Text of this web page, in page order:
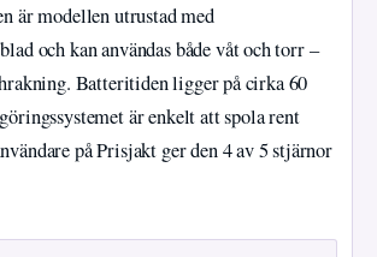
är modellen utrustad med
och kan användas både våt och torr –
Batteritiden ligger på cirka 60
är enkelt att spola rent
på Prisjakt ger den 4 av 5 stjärnor